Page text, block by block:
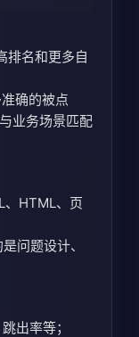
排名和更多自
确的被点
业务场景匹配
、HTML、页
问题设计、
出率等；